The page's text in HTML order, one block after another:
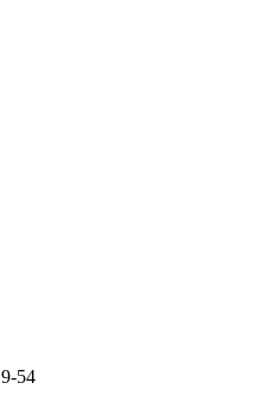
54